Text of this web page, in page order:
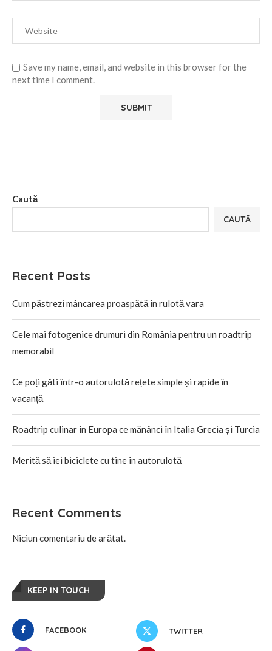
Save my name, email, and website in this browser for the
next time I comment.
Caută
CAUTĂ
Recent Posts
Cum păstrezi mâncarea proaspătă în rulotă vara
Cele mai fotogenice drumuri din România pentru un roadtrip
memorabil
Ce poți găti într-o autorulotă rețete simple și rapide în
vacanță
Roadtrip culinar în Europa ce mănânci în Italia Grecia și Turcia
Merită să iei biciclete cu tine în autorulotă
Recent Comments
Niciun comentariu de arătat.
KEEP IN TOUCH
FACEBOOK TWITTER